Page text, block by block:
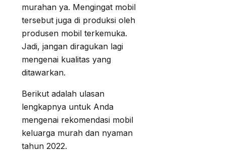
murahan ya. Mengingat mobil
tersebut juga di produksi oleh
produsen mobil terkemuka.
Jadi, jangan diragukan lagi
mengenai kualitas yang
ditawarkan.
Berikut adalah ulasan
lengkapnya untuk Anda
mengenai rekomendasi mobil
keluarga murah dan nyaman
tahun 2022.